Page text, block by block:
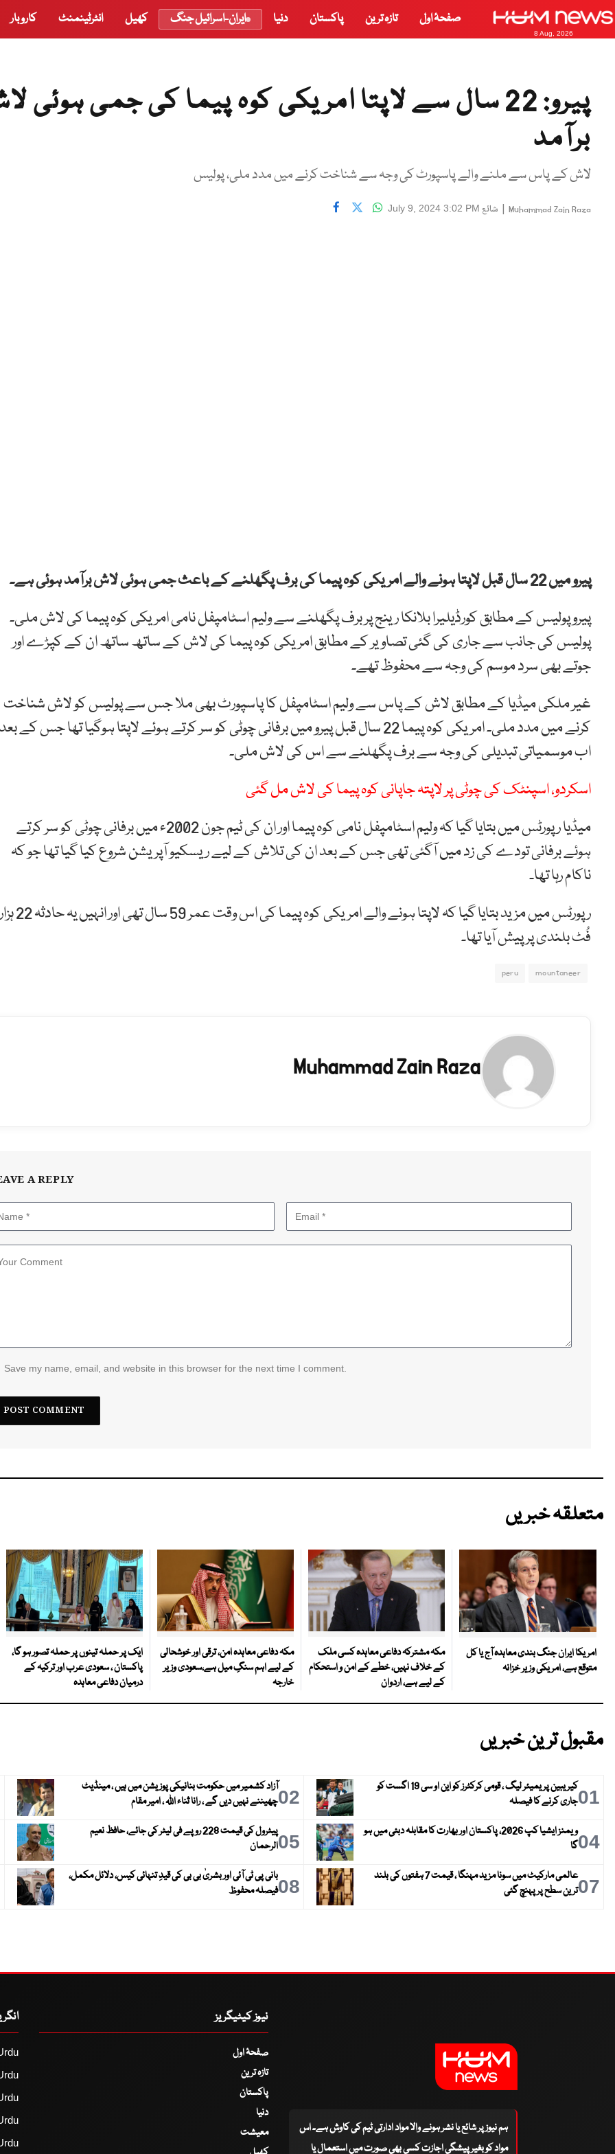
8 Aug, 2026
صفحۂ اول تازہ ترین پاکستان دنیا ایران-اسرائیل جنگ کھیل انٹرٹینمنٹ کاروبار
پیرو: 22 سال سے لاپتا امریکی کوہ پیما کی جمی ہوئی
برآمد
لاش کے پاس سے ملنے والے پاسپورٹ کی وجہ سے شناخت کرنے میں مدد ملی، پولیس
Muhammad Zain Raza
| شائع July 9, 2024 3:02 PM
پیرو میں 22 سال قبل لاپتا ہونے والے امریکی کوہ پیما کی برف پگھلنے کے باعث جمی ہوئی لاش برآمد ہوئی ہے۔
پیرو پولیس کے مطابق کورڈیلیرا بلانکا رینج پر برف پگھلنے سے ولیم اسٹامپفل نامی امریکی کوہ پیما کی لاش ملی۔
پولیس کی جانب سے جاری کی گئی تصاویر کے مطابق امریکی کوہ پیما کی لاش کے ساتھ ساتھ ان کے کپڑے اور
جوتے بھی سرد موسم کی وجہ سے محفوظ تھے۔
غیر ملکی میڈیا کے مطابق لاش کے پاس سے ولیم اسٹامپفل کا پاسپورٹ بھی ملا جس سے پولیس کو لاش شناخت
کرنے میں مدد ملی۔ امریکی کوہ پیما 22 سال قبل پیرو میں برفانی چوٹی کو سر کرتے ہوئے لاپتا ہوگیا تھا جس کے بعد
اب موسمیاتی تبدیلی کی وجہ سے برف پگھلنے سے اس کی لاش ملی۔
اسکردو، اسپنٹک کی چوٹی پر لاپتہ جاپانی کوہ پیما کی لاش مل گئی
میڈیا رپورٹس میں بتایا گیا کہ ولیم اسٹامپفل نامی کوہ پیما اور ان کی ٹیم جون 2002ء میں برفانی چوٹی کو سر کرتے
ہوئے برفانی تودے کی زد میں آگئی تھی جس کے بعد ان کی تلاش کے لیے ریسکیو آپریشن شروع کیا گیا تھا جو کہ
ناکام رہا تھا۔
رپورٹس میں مزید بتایا گیا کہ لاپتا ہونے والے امریکی کوہ پیما کی اس وقت عمر 59 سال تھی اور انہیں یہ حادثہ 22 ہزار
فُٹ بلندی پر پیش آیا تھا۔
mountaneer
peru
Muhammad Zain Raza
A REPLY
Save my name, email, and website in this browser for the next time I comment.
متعلقہ خبریں
امریکا ایران جنگ بندی معاہدہ آج یا کل
متوقع ہے، امریکی وزیر خزانہ
مکہ مشترکہ دفاعی معاہدہ کسی ملک
کے خلاف نہیں، خطے کے امن و استحکام
کے لیے ہے، اردوان
مکہ دفاعی معاہدہ امن، ترقی اور خوشحالی
کے لیے اہم سنگِ میل ہے،سعودی وزیر
خارجہ
ایک پر حملہ تینوں پر حملہ تصور ہو گا،
پاکستان ، سعودی عرب اور ترکیہ کے
درمیان دفاعی معاہدہ
مقبول ترین خبریں
01
کیریبین پریمیئر لیگ ، قومی کرکٹرز کو این او سی 19 اگست کو
جاری کرنے کا فیصلہ
02آزاد کشمیر میں حکومت بنانیکی پوزیشن میں ہیں ، مینڈیٹ
چھیننے نہیں دیں گے ، رانا ثناء اللہ ، امیر مقام
04
ویمنز ایشیا کپ 2026، پاکستان اور بھارت کا مقابلہ دبئی میں ہو
گا
05
پیٹرول کی قیمت 228 روپے فی لیٹر کی جائے، حافظ نعیم
الرحمان
07
عالمی مارکیٹ میں سونا مزید مہنگا ، قیمت 7 ہفتوں کی بلند
ترین سطح پر پہنچ گئی
08بانی پی ٹی آئی اور بشریٰ بی بی کی قیدِ تنہائی کیس، دلائل مکمل،
فیصلہ محفوظ
ہم نیوز پر شائع یا نشر ہونے والا مواد ادارتی ٹیم کی کاوش ہے۔ اس
مواد کو بغیر پیشگی اجازت کسی بھی صورت میں استعمال یا
نیوز کیٹیگریز
صفحۂ اول
تازہ ترین
پاکستان
دنیا
معیشت